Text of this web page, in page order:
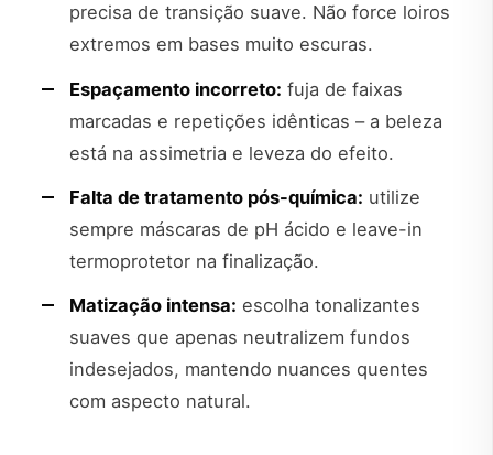
precisa de transição suave. Não force loiros
extremos em bases muito escuras.
Espaçamento incorreto: fuja de faixas
marcadas e repetições idênticas – a beleza
está na assimetria e leveza do efeito.
Falta de tratamento pós-química: utilize
sempre máscaras de pH ácido e leave-in
termoprotetor na finalização.
Matização intensa: escolha tonalizantes
suaves que apenas neutralizem fundos
indesejados, mantendo nuances quentes
com aspecto natural.